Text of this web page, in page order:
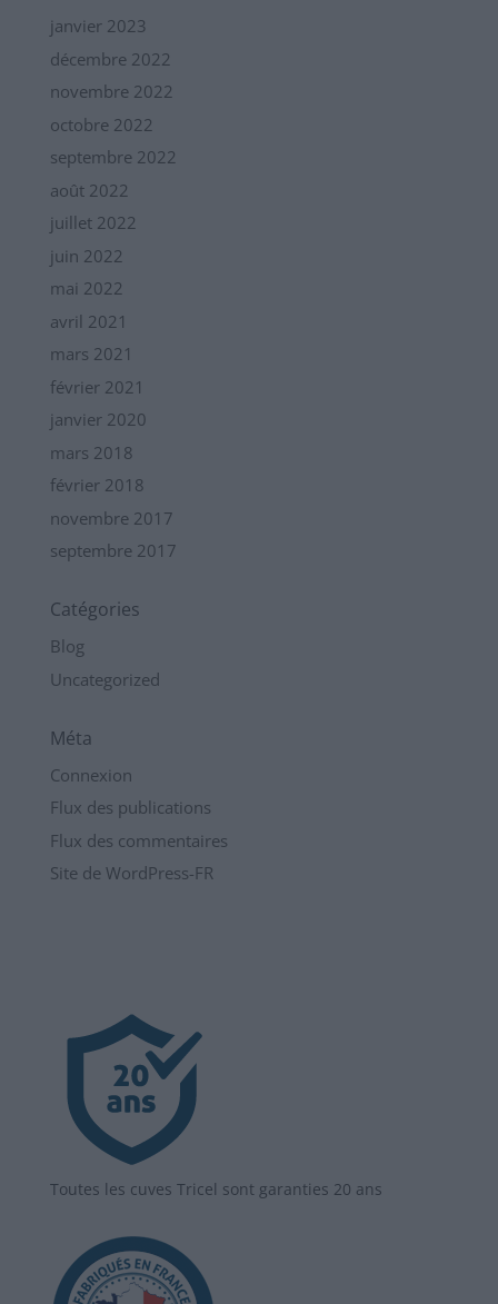
janvier 2023
décembre 2022
novembre 2022
octobre 2022
septembre 2022
août 2022
juillet 2022
juin 2022
mai 2022
avril 2021
mars 2021
février 2021
janvier 2020
mars 2018
février 2018
novembre 2017
septembre 2017
Catégories
Blog
Uncategorized
Méta
Connexion
Flux des publications
Flux des commentaires
Site de WordPress-FR
Toutes les cuves Tricel sont garanties 20 ans